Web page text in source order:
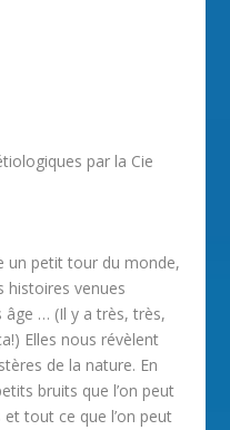
par la Cie
un petit tour du monde,
histoires venues
âge … (Il y a très, très,
Elles nous révèlent
de la nature. En
bruits que l’on peut
tout ce que l’on peut